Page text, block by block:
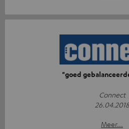
"goed
Connect
26.04.2018
Meer...